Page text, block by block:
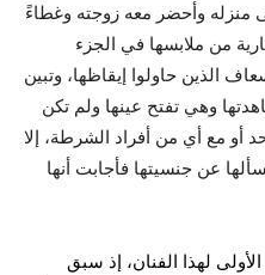
منزله وأحضر معه زوجته وغطاءً
من ملابسها في الجزء
الذين حاولوا إيقاظها، وتبين
وهي تفتح عينها ولم تكن
أو مع أي من أفراد الشرطة، إلا
عن جنسيتها فأجابت أنها
لهذا الفنان، إذ سبق